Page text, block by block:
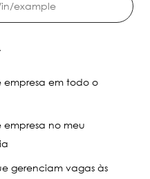
em todo o
no meu
gerenciam vagas às